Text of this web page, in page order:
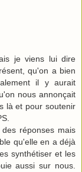
je viens lui dire
qu'on a bien
il y aurait
nous annonçait
là et pour soutenir
réponses mais
qu'elle en a déjà
synthétiser et les
aussi sur nous.